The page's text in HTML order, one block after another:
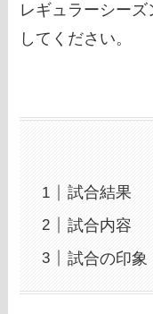
レギュラーシー
してください。
試合結果
試合内容
試合の印象